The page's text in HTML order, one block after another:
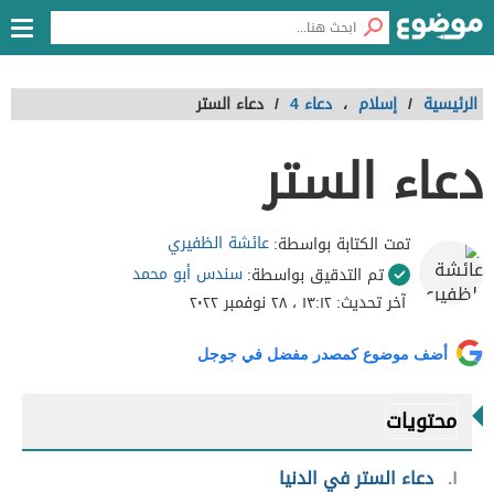
الرئيسية / إسلام ، دعاء 4 / دعاء الستر
دعاء الستر
تمت الكتابة بواسطة:عائشة الظفيري
تم التدقيق بواسطة:سندس أبو محمد
آخر تحديث:١٣:١٢ ، ٢٨ نوفمبر ٢٠٢٢
أضف موضوع كمصدر مفضل في جوجل
محتويات
١ دعاء الستر في الدنيا